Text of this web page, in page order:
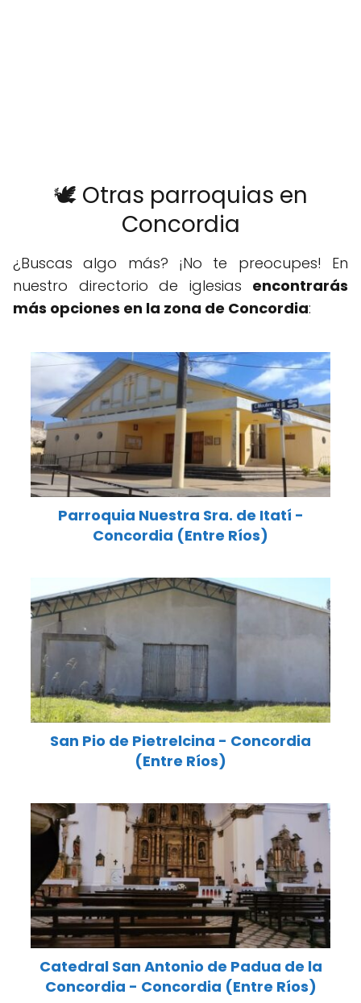
🕊️ Otras parroquias en
Concordia
¿Buscas algo más? ¡No te preocupes! En
nuestro directorio de iglesias encontrarás
más opciones en la zona de Concordia:
Parroquia Nuestra Sra. de Itatí -
Concordia (Entre Ríos)
San Pio de Pietrelcina - Concordia
(Entre Ríos)
Catedral San Antonio de Padua de la
Concordia - Concordia (Entre Ríos)